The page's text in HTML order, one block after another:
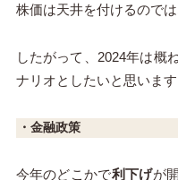
株価は天井を付けるので
したがって、2024年は概
ナリオとしたいと思います
・金融政策
今年のどこかで利下げが